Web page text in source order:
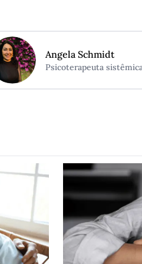
Angela Schmidt
Psicoterapeuta